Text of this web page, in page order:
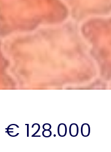
€ 128.000